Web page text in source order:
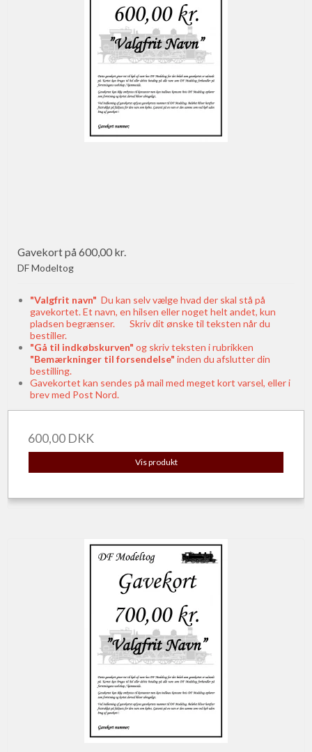
Gavekort på 600,00 kr.
DF Modeltog
"Valgfrit navn" Du kan selv vælge hvad der skal stå på
gavekortet. Et navn, en hilsen eller noget helt andet, kun
pladsen begrænser. Skriv dit ønske til teksten når du
bestiller.
"Gå til indkøbskurven" og skriv teksten i rubrikken
"Bemærkninger til forsendelse" inden du afslutter din
bestilling.
Gavekortet kan sendes på mail med meget kort varsel, eller i
brev med Post Nord.
600,00 DKK
Vis produkt